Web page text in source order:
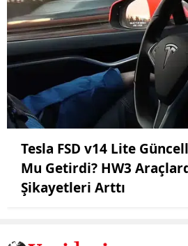
Tesla FSD v14 Lite
Mu Getirdi? HW3
Şikayetleri Arttı